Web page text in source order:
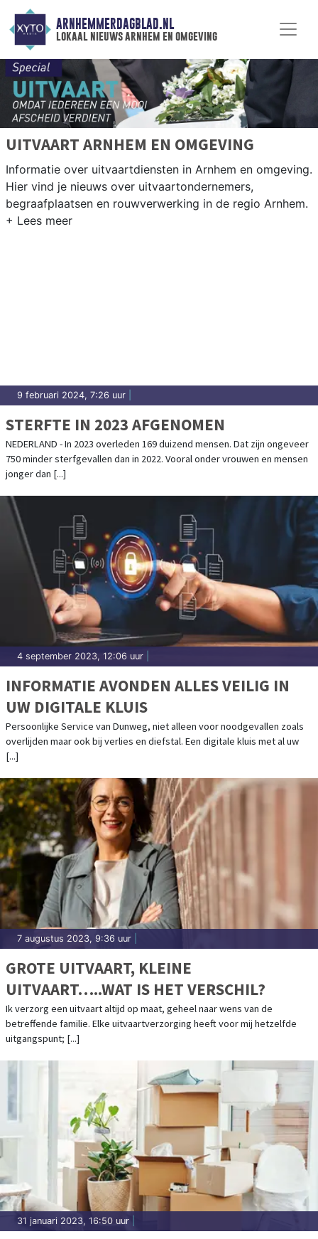
ARNHEMMERDAGBLAD.NL
lokaal nieuws arnhem en omgeving
UITVAART ARNHEM EN OMGEVING
Informatie over uitvaartdiensten in Arnhem en omgeving.
Hier vind je nieuws over uitvaartondernemers,
begraafplaatsen en rouwverwerking in de regio Arnhem.
9 februari 2024, 7:26 uur
STERFTE IN 2023 AFGENOMEN
NEDERLAND - In 2023 overleden 169 duizend mensen. Dat zijn ongeveer
750 minder sterfgevallen dan in 2022. Vooral onder vrouwen en mensen
jonger dan [...]
4 september 2023, 12:06 uur
INFORMATIE AVONDEN ALLES VEILIG IN
UW DIGITALE KLUIS
Persoonlijke Service van Dunweg, niet alleen voor noodgevallen zoals
overlijden maar ook bij verlies en diefstal. Een digitale kluis met al uw
[...]
7 augustus 2023, 9:36 uur
GROTE UITVAART, KLEINE
UITVAART…..WAT IS HET VERSCHIL?
Ik verzorg een uitvaart altijd op maat, geheel naar wens van de
betreffende familie. Elke uitvaartverzorging heeft voor mij hetzelfde
uitgangspunt; [...]
31 januari 2023, 16:50 uur